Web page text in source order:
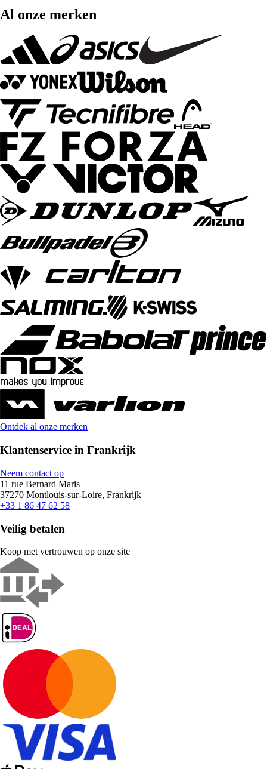
Al onze merken
Ontdek al onze merken
Klantenservice in Frankrijk
Neem contact op
11 rue Bernard Maris
37270 Montlouis-sur-Loire, Frankrijk
+33 1 86 47 62 58
Veilig betalen
Koop met vertrouwen op onze site